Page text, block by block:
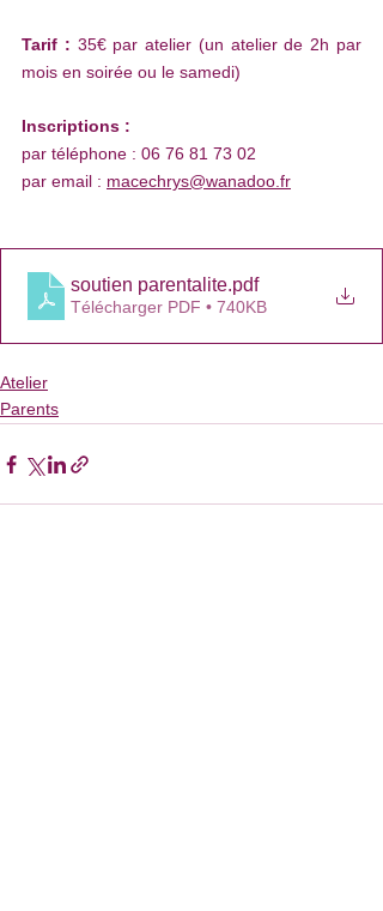
Tarif : 35€ par atelier (un atelier de 2h par
mois en soirée ou le samedi)
Inscriptions :
par téléphone : 06 76 81 73 02
par email : macechrys@wanadoo.fr
soutien parentalite.pdf
Télécharger PDF • 740KB
Atelier
Parents